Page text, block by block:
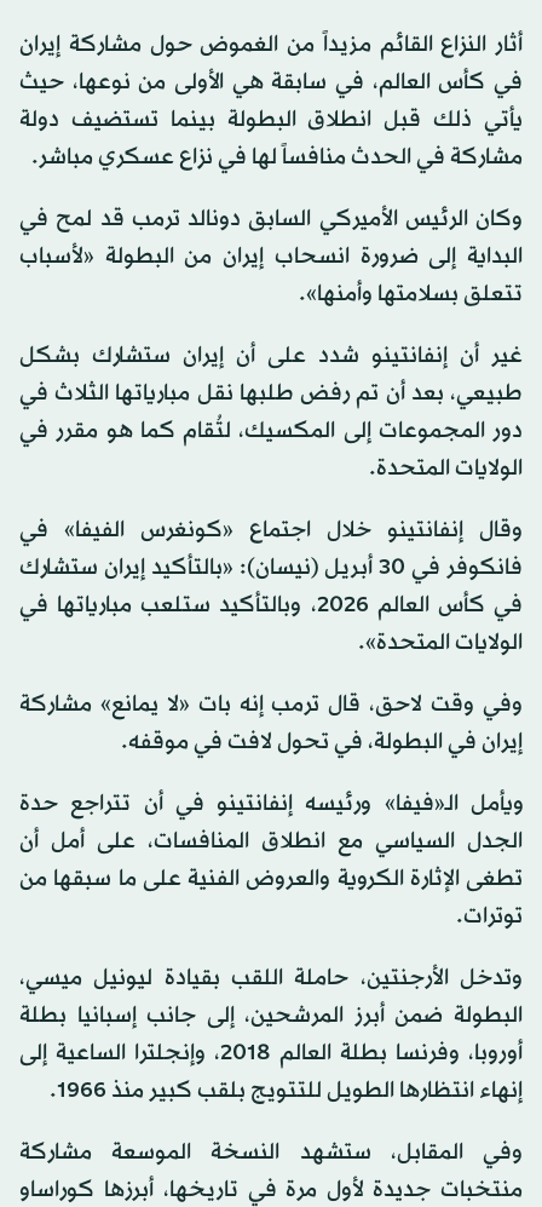
أثار النزاع القائم مزيداً من الغموض حول مشاركة إيران
في كأس العالم، في سابقة هي الأولى من نوعها، حيث
يأتي ذلك قبل انطلاق البطولة بينما تستضيف دولة
مشاركة في الحدث منافساً لها في نزاع عسكري مباشر.
وكان الرئيس الأميركي السابق دونالد ترمب قد لمح في
البداية إلى ضرورة انسحاب إيران من البطولة «لأسباب
تتعلق بسلامتها وأمنها».
غير أن إنفانتينو شدد على أن إيران ستشارك بشكل
طبيعي، بعد أن تم رفض طلبها نقل مبارياتها الثلاث في
دور المجموعات إلى المكسيك، لتُقام كما هو مقرر في
الولايات المتحدة.
وقال إنفانتينو خلال اجتماع «كونغرس الفيفا» في
فانكوفر في 30 أبريل (نيسان): «بالتأكيد إيران ستشارك
في كأس العالم 2026، وبالتأكيد ستلعب مبارياتها في
الولايات المتحدة».
وفي وقت لاحق، قال ترمب إنه بات «لا يمانع» مشاركة
إيران في البطولة، في تحول لافت في موقفه.
ويأمل الـ«فيفا» ورئيسه إنفانتينو في أن تتراجع حدة
الجدل السياسي مع انطلاق المنافسات، على أمل أن
تطغى الإثارة الكروية والعروض الفنية على ما سبقها من
توترات.
وتدخل الأرجنتين، حاملة اللقب بقيادة ليونيل ميسي،
البطولة ضمن أبرز المرشحين، إلى جانب إسبانيا بطلة
أوروبا، وفرنسا بطلة العالم 2018، وإنجلترا الساعية إلى
إنهاء انتظارها الطويل للتتويج بلقب كبير منذ 1966.
وفي المقابل، ستشهد النسخة الموسعة مشاركة
منتخبات جديدة لأول مرة في تاريخها، أبرزها كوراساو